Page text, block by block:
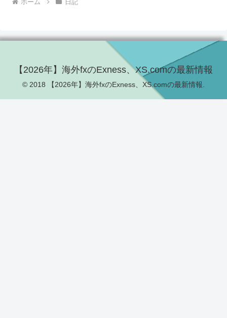
ホーム 日記
【2026年】海外fxのExness、XS.comの最新情報
© 2018 【2026年】海外fxのExness、XS.comの最新情報.